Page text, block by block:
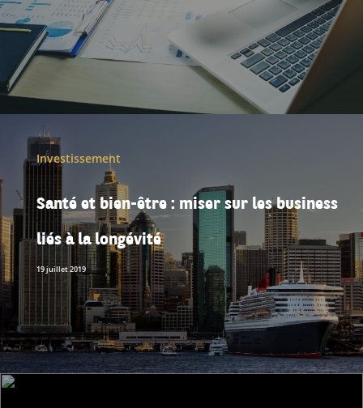
Investissement
Santé et bien-être : miser sur les business
liés à la longévité
19 juillet 2019